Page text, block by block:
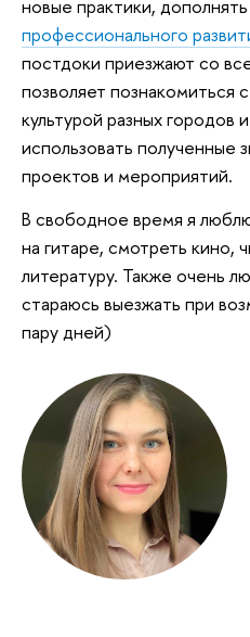
новые практики, дополнять
профессионального
постдоки приезжают со
позволяет познакомиться
культурой разных городов
использовать полученные
проектов и мероприятий.
В свободное время я
на гитаре, смотреть кино,
литературу. Также очень
стараюсь выезжать при
пару дней)